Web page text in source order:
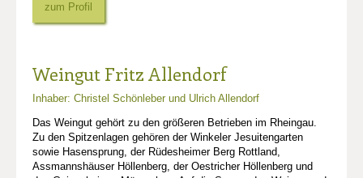
zum Profil
Weingut Fritz Allendorf
Inhaber: Christel Schönleber und Ulrich Allendorf
Das Weingut gehört zu den größeren Betrieben im Rheingau.
Zu den Spitzenlagen gehören der Winkeler Jesuitengarten
sowie Hasensprung, der Rüdesheimer Berg Rottland,
Assmannshäuser Höllenberg, der Oestricher Höllenberg und